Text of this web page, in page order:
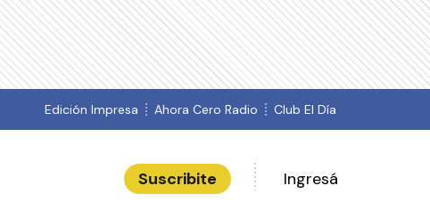
Edición Impresa Ahora Cero Radio Club El Día
Suscribite Ingresá